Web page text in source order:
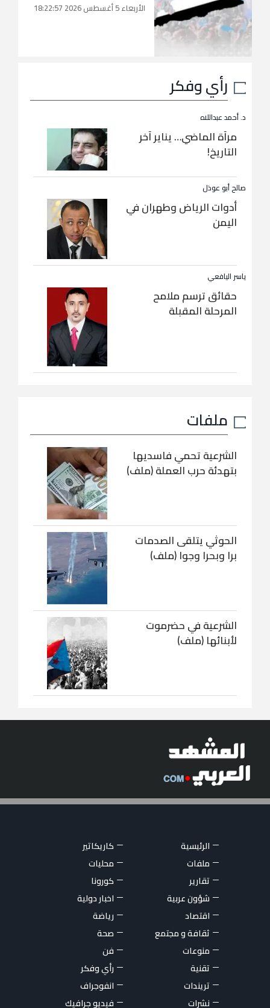
الأربعاء 5 أغسطس 2026 18:22:57
رأي وفكر
د. أحمد عبداللاه
مرآة الماضي… يناير آخر
التاريخ!
صالح أبو عوذل
أدوات الرياض وطهران في
اليمن
ياسر اليافعي
حقائق ترسم ملامح
المرحلة المقبلة
ملفات
الشرعية تحمي فاسديها
بتهدئة حرب العملة (ملف)
الحوثي يتلقى الصدمات
برا وبحرا وجوا (ملف)
الشرعية في حضرموت
لأبنائها (ملف)
الرئيسية
كاريكاتير
ملفات
محليات
تقارير
كورونا
شؤون عربية
اخبار دولية
اقتصاد
رياضة
ثقافة و مجتمع
صحة
منوعات
فن
تقنية
رأي وفكر
تريندات
انفوجراف
نشرات
فيديو جرافيك